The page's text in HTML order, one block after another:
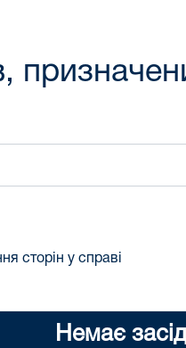
сторін у справі
Немає